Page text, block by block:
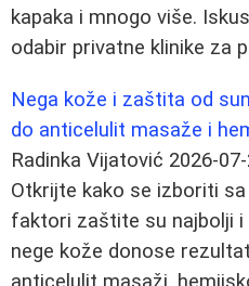
kapaka i mnogo više.
odabir privatne klinike za
Nega kože i zaštita od
do anticelulit masaže i
Radinka Vijatović 2026-
Otkrijte kako se izboriti
faktori zaštite su najbolji
nege kože donose